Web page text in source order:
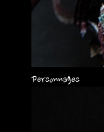
Personnages